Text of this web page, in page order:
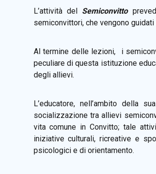
L’attività del Semiconvitto
semiconvittori, che vengono
Al termine delle lezioni, i
peculiare di questa istituzione
degli allievi.
L’educatore, nell’ambito della
socializzazione tra allievi
vita comune in Convitto; tale
iniziative culturali, ricreative e
psicologici e di orientamento.